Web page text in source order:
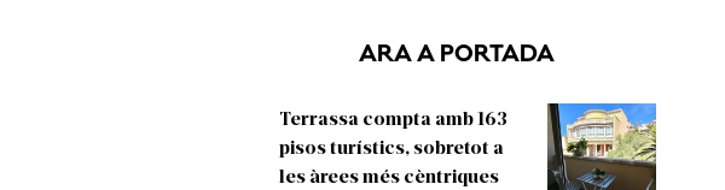
ARA A PORTADA
Terrassa compta amb 163
pisos turístics, sobretot a
les àrees més cèntriques